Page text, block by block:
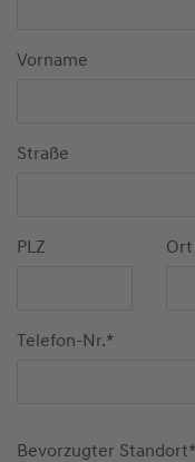
Vorname
Straße
PLZ Ort
Telefon-Nr.*
Bevorzugter Standort*